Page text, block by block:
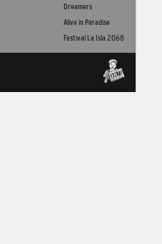
Dreamers
Alive in Paradise
Festival La Isla 2068